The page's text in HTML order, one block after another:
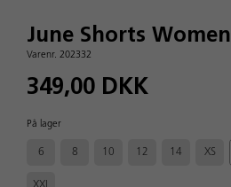
June Shorts Women
Varenr. 202332
349,00 DKK
På lager
6 8 10 12 14 XS